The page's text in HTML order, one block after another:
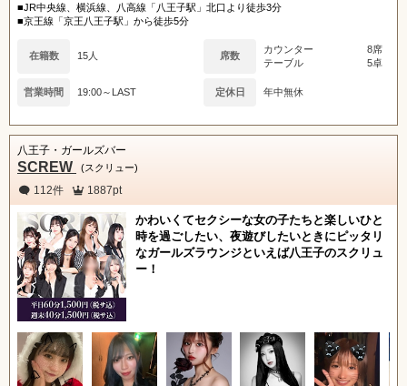
■JR中央線、横浜線、八高線「八王子駅」北口より徒歩3分
■京王線「京王八王子駅」から徒歩5分
在籍数 15人 席数
カウンター
8席
テーブル
5卓
営業時間 19:00～LAST 定休日 年中無休
八王子・ガールズバー
SCREW (スクリュー)
112件 1887pt
かわいくてセクシーな女の子たちと楽しいひと
時を過ごしたい、夜遊びしたいときにピッタリ
なガールズラウンジといえば八王子のスクリュ
ー！